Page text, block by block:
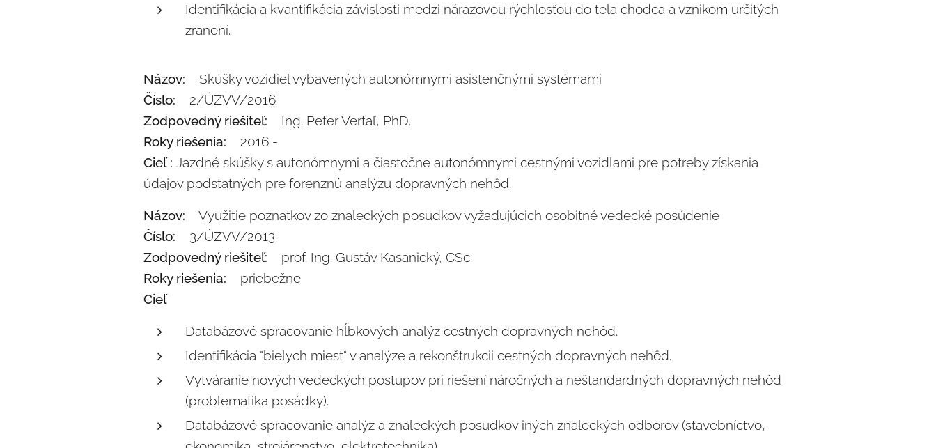
Identifikácia a kvantifikácia závislosti medzi nárazovou rýchlosťou do tela chodca a vznikom určitých
zranení.
Názov: Skúšky vozidiel vybavených autonómnymi asistenčnými systémami
Číslo: 2/ÚZVV/2016
Zodpovedný riešiteľ: Ing. Peter Vertaľ, PhD.
Roky riešenia: 2016 -
Cieľ : Jazdné skúšky s autonómnymi a čiastočne autonómnymi cestnými vozidlami pre potreby získania
údajov podstatných pre forenznú analýzu dopravných nehôd.
Názov: Využitie poznatkov zo znaleckých posudkov vyžadujúcich osobitné vedecké posúdenie
Číslo: 3/ÚZVV/2013
Zodpovedný riešiteľ: prof. Ing. Gustáv Kasanický, CSc.
Roky riešenia: priebežne
Cieľ
Databázové spracovanie hĺbkových analýz cestných dopravných nehôd.
Identifikácia "bielych miest" v analýze a rekonštrukcii cestných dopravných nehôd.
Vytváranie nových vedeckých postupov pri riešení náročných a neštandardných dopravných nehôd
(problematika posádky).
Databázové spracovanie analýz a znaleckých posudkov iných znaleckých odborov (stavebníctvo,